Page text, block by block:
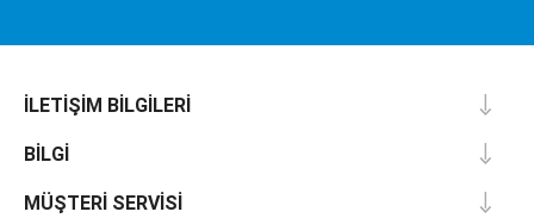
İLETIŞIM BILGILERI
BILGI
MÜŞTERI SERVISI